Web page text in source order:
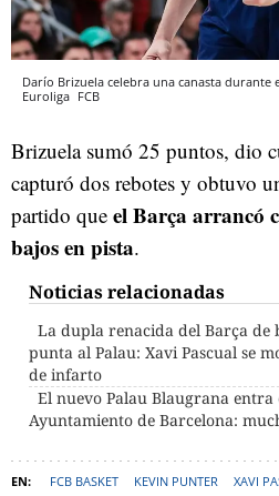
Darío Brizuela celebra una canasta durante
Euroliga FCB
Brizuela sumó 25 puntos, dio
capturó dos rebotes y obtuvo
partido que el Barça arrancó
bajos en pista.
Noticias relacionadas
La dupla renacida del Barça de
punta al Palau: Xavi Pascual se
de infarto
El nuevo Palau Blaugrana
Ayuntamiento de Barcelona:
FCB BASKET KEVIN PUNTER XAVI